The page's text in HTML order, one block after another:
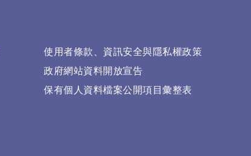
使用者條款、資訊安全與隱私權政策
政府網站資料開放宣告
保有個人資料檔案公開項目彙整表